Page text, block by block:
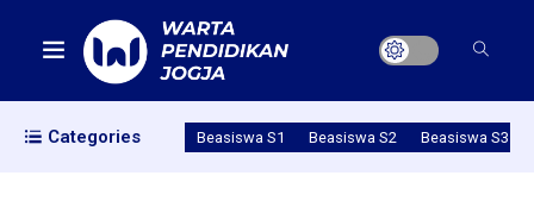
Categories Beasiswa S1 Beasiswa S2 Beasiswa S3